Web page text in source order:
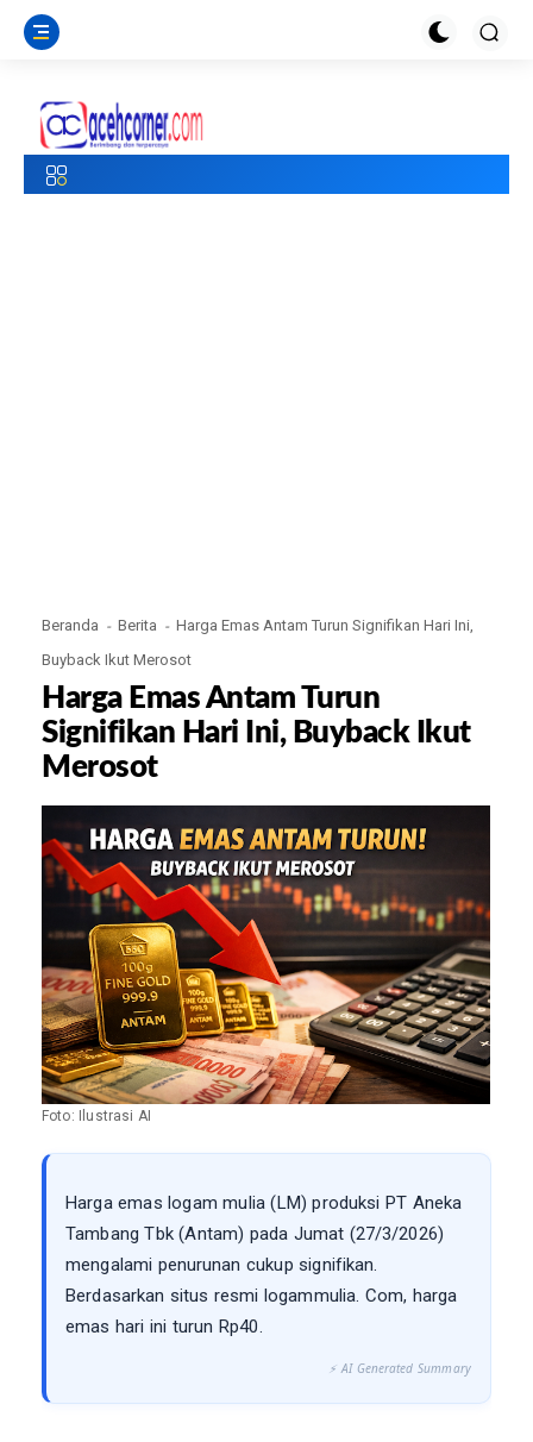
Beranda Berita
Harga Emas Antam Turun Signifikan Hari Ini,
Buyback Ikut Merosot
Harga Emas Antam Turun
Signifikan Hari Ini, Buyback Ikut
Merosot
Foto: Ilustrasi AI
Harga emas logam mulia (LM) produksi PT Aneka
Tambang Tbk (Antam) pada Jumat (27/3/2026)
mengalami penurunan cukup signifikan.
Berdasarkan situs resmi logammulia. Com, harga
emas hari ini turun Rp40.
⚡ AI Generated Summary